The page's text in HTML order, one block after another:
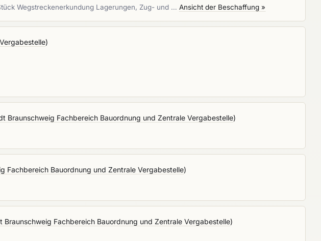
Wegstreckenerkundung Lagerungen, Zug- und … Ansicht der Beschaffung »
)
Braunschweig Fachbereich Bauordnung und Zentrale Vergabestelle)
Fachbereich Bauordnung und Zentrale Vergabestelle)
Braunschweig Fachbereich Bauordnung und Zentrale Vergabestelle)